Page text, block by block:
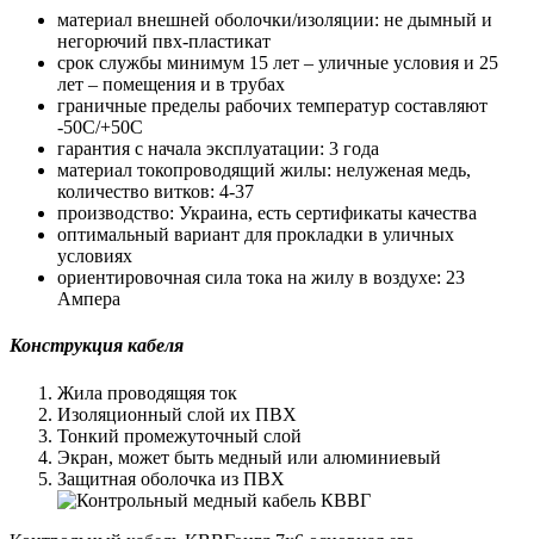
материал внешней оболочки/изоляции: не дымный и
негорючий пвх-пластикат
срок службы минимум 15 лет – уличные условия и 25
лет – помещения и в трубах
граничные пределы рабочих температур составляют
-50С/+50С
гарантия с начала эксплуатации: 3 года
материал токопроводящий жилы: нелуженая медь,
количество витков: 4-37
производство: Украина, есть сертификаты качества
оптимальный вариант для прокладки в уличных
условиях
ориентировочная сила тока на жилу в воздухе: 23
Ампера
Конструкция кабеля
Жила проводящяя ток
Изоляционный слой их ПВХ
Тонкий промежуточный слой
Экран, может быть медный или алюминиевый
Защитная оболочка из ПВХ